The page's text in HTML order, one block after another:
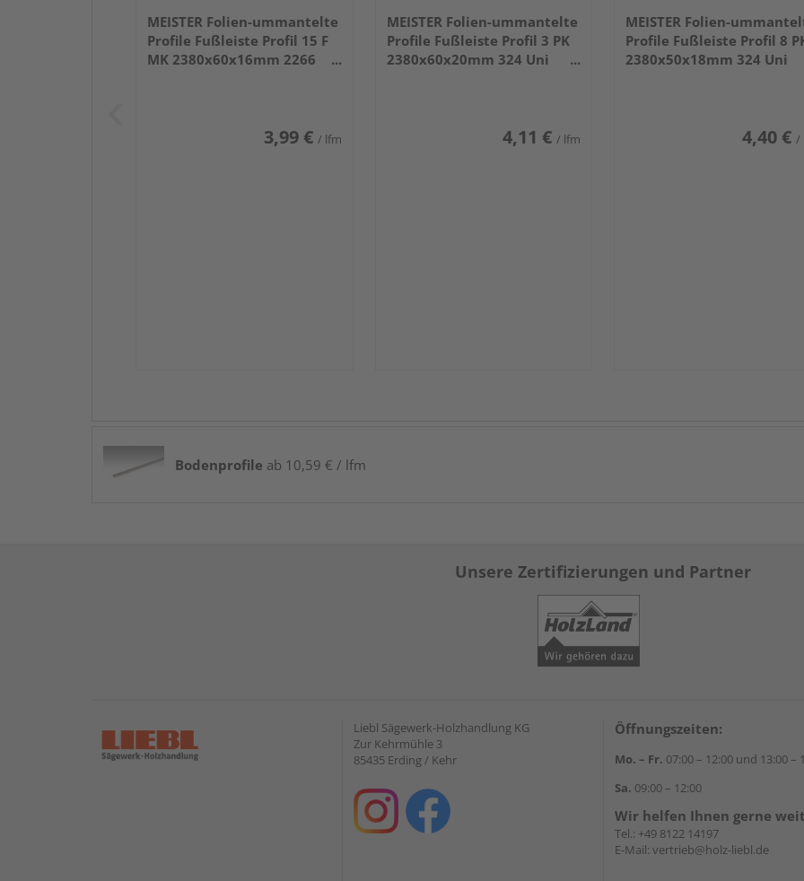
MEISTER Folien-ummantelte
Profile Fußleiste Profil 15 F
MK 2380x60x16mm 2266
3,99 € / lfm
MEISTER Folien-ummantelte
Profile Fußleiste Profil 3 PK
2380x60x20mm 324 Uni
4,11 € / lfm
MEISTER Folien-
Profile Fußleiste Profil 8
2380x50x18mm 324 Uni
4,40 € /
Bodenprofile ab 10,59 € / lfm
Unsere Zertifizierungen und Partner
Liebl Sägewerk-Holzhandlung KG
Zur Kehrmühle 3
85435 Erding / Kehr
Öffnungszeiten:
Mo. – Fr. 07:00 – 12:00 und 13:00 –
Sa. 09:00 – 12:00
Wir helfen Ihnen gerne
Tel.: +49 8122 14197
E-Mail: vertrieb@holz-liebl.de